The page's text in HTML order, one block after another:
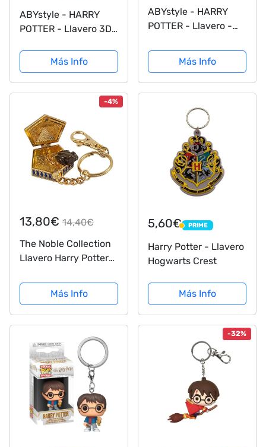
ABYstyle - HARRY
POTTER - Llavero 3D
Más Info
ABYstyle - HARRY
POTTER - Llavero -
Más Info
-4%
13,80€ 14,40€
The Noble Collection
Llavero Harry Potter
Más Info
5,60€ PRIME
PRIME
Harry Potter - Llavero
Hogwarts Crest
Más Info
-32%